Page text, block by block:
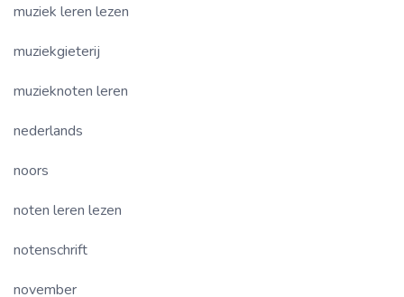
muziek leren lezen
muziekgieterij
muzieknoten leren
nederlands
noors
noten leren lezen
notenschrift
november